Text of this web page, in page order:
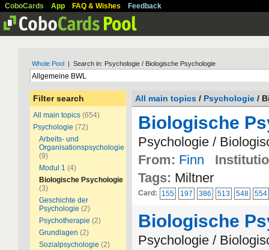
CoboCards App FAQ & Wishes Feedback
Whole Pool | Search in: Psychologie / Biologische Psychologie
Filter search
All main topics (654)
Psychologie (72)
Arbeits- und
Organisationspsychologie
(9)
Modul 1 (4)
Biologische Psychologie
(3)
Geschichte der
Psychologie (2)
Psychotherapie (2)
Grundlagen (2)
Sozialpsychologie (2)
All main topics / Psychologie /
Biologische
Psychologie /
From: Finn
Tags: Miltner
Card: 155 197 386 513 548 554
Biologische
Psychologie /